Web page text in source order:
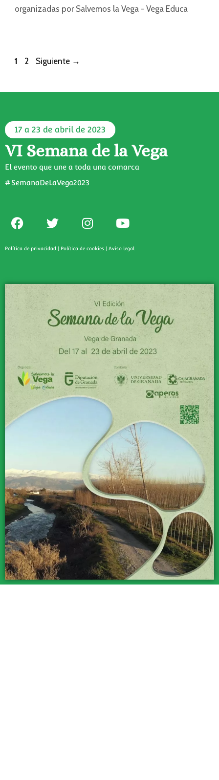
organizadas por Salvemos la Vega - Vega Educa
1 2 Siguiente →
17 a 23 de abril de 2023
VI Semana de la Vega
El evento que une a toda una comarca
#SemanaDeLaVega2023
Política de privacidad | Política de cookies | Aviso legal